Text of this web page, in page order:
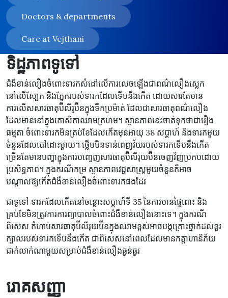
Doctors & departments
Care at Vejthani
ទិដ្ឋភាពទូទៅ
ជំងឺខាន់លឿងចំពោះទារកសំដៅ​លើការលេចឡើងជាពណ៌លឿងស្លេក
នៅលើស្បែក និងភ្នែករបស់ទារកដែលទើបនឹងកើត ដោយសារតែមាន
ការលើសសារធាតុប៊ីលីរូប៊ីនក្នុងទឹកប្រម៉ាត់ ដែលជាសារធាតុពណ៌លឿង
ដែលមាននៅក្នុងកោសិកាឈាមក្រហម។ ស្ថានភាពនេះចាត់ទុកថាជារឿង
ធម្មតា ចំពោះទារកមិនគ្រប់ខែដែលកើតមុនអាយុ 38 សប្តាហ៍ និងទារកមួយ
ចំនួនដែលបៅដោះម្តាយ។ ថ្លើមមិនទាន់ពេញវ័យរបស់ទារកទើបនឹងកើត
ច្រើនតែមានបញ្ហាក្នុងការបញ្ចេញសារធាតុប៊ីលីរុយប៊ីនចេញវិញប្រកបដោយ
ប្រសិទ្ធភាព។ ក្នុងករណីកម្រ ស្ថានភាពវេជ្ជសាស្ត្រមួយចំនួនក៏អាច
បណ្តាលឱ្យកើតជំងឺខាន់លឿងចំពោះទារកផងដែរ
ជាទូទៅ ទារកដែលកើតនៅចន្លោះសប្តាហ៍ទី 35 នៃការមានផ្ទៃពោះ និង
គ្រប់ខែមិនត្រូវការការព្យាបាលចំពោះជំងឺខាន់លឿងនោះទេ។ ក្នុងករណី
ពិសេស កំហាប់សារធាតុប៊ីលីរុយប៊ីនក្នុងឈាមខ្ពស់អាចបង្កគ្រោះថ្នាក់ដល់ខួរ
ក្បាលរបស់ទារកទើបនឹងកើត ជាពិសេសនៅពេលដែលមានកត្តាហានិភ័យ
ជាក់លាក់ណាមួយសម្រាប់ជំងឺខាន់លឿងធ្ងន់ធ្ងរ
រោគសញ្ញា